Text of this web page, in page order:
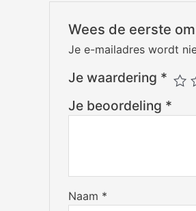
Wees de eerste
Je e-mailadres wordt
Je waardering *
Je beoordeling *
Naam *